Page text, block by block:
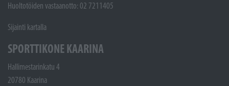
Huoltotöiden vastaanotto: 02 7211405
Sijainti kartalla
SPORTTIKONE KAARINA
Hallimestarinkatu 4
20780 Kaarina